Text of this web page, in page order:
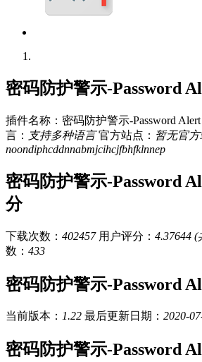
密码防护警示-Password
插件名称：密码防护警示-Password Alert
言： 支持多种语言 官方站点： 暂无官
noondiphcddnnabmjcihcjfbhfklnnep
密码防护警示-Password
分
下载次数： 402457 用户评分： 4.37644 (
数： 433
密码防护警示-Password
当前版本： 1.22 最后更新日期： 2020-
密码防护警示-Password